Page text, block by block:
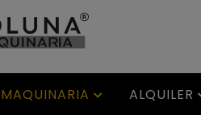
MAQUINARIA ALQUILER